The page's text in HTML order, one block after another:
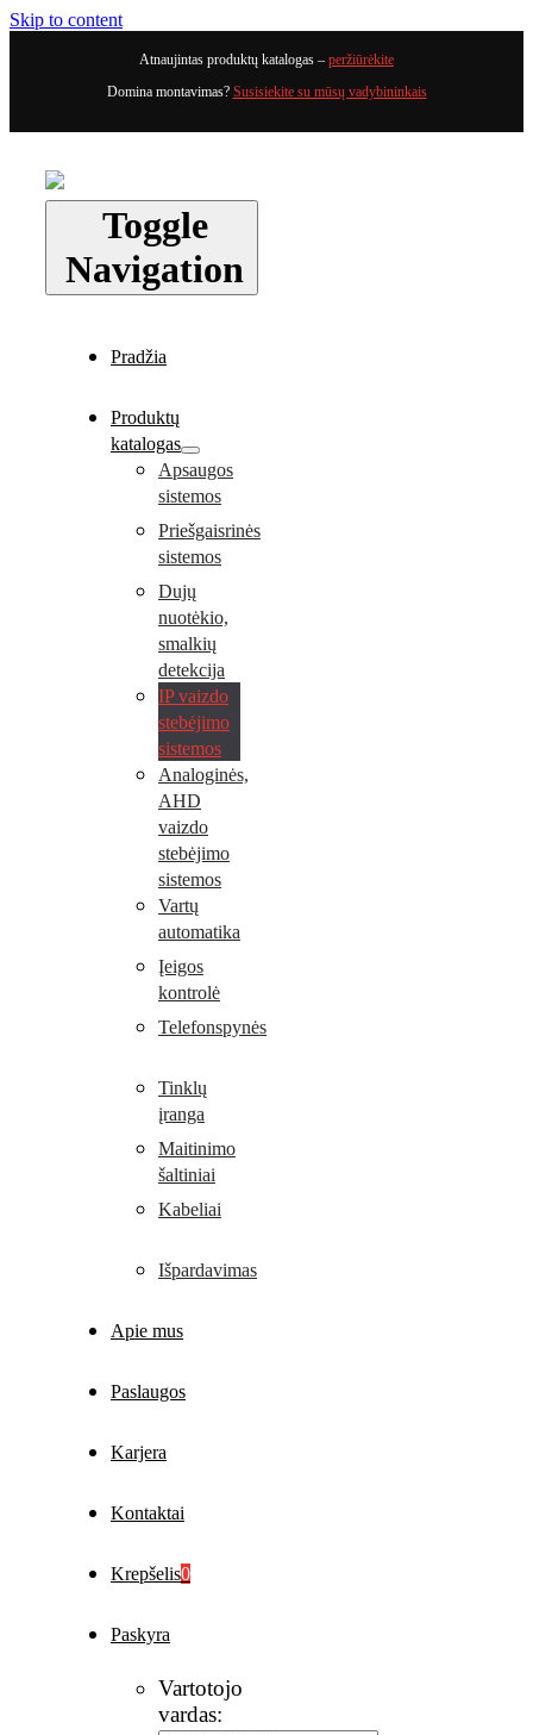
Skip to content
Atnaujintas produktų katalogas – peržiūrėkite
Domina montavimas? Susisiekite su mūsų vadybininkais
Toggle
Navigation
Pradžia
Produktų
katalogas
Apsaugos
sistemos
Priešgaisrinės
sistemos
Dujų
nuotėkio,
smalkių
detekcija
IP vaizdo
stebėjimo
sistemos
Analoginės,
AHD
vaizdo
stebėjimo
sistemos
Vartų
automatika
Įeigos
kontrolė
Telefonspynės
Tinklų
įranga
Maitinimo
šaltiniai
Kabeliai
Išpardavimas
Apie mus
Paslaugos
Karjera
Kontaktai
Krepšelis0
Paskyra
Vartotojo
vardas: